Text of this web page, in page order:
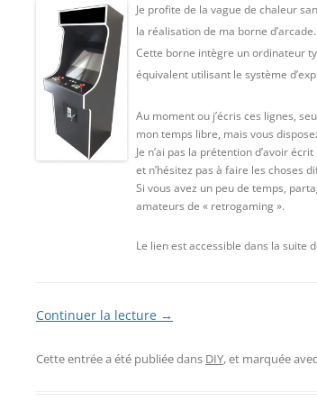
Je profite de la vague de chaleur
la réalisation de ma borne d’arcade.
Cette borne intègre un ordinateur
équivalent utilisant le système
Au moment ou j’écris ces lignes,
mon temps libre, mais vous
Je n’ai pas la prétention d’avoir
et n’hésitez pas à faire les choses
Si vous avez un peu de temps,
amateurs de « retrogaming ».
Le lien est accessible dans la suite
Continuer la lecture →
Cette entrée a été publiée dans DIY, et marquée avec